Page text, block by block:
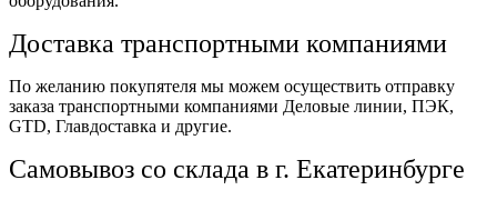
Доставка транспортными компаниями
По желанию покупятеля мы можем осуществить отправку
заказа транспортными компаниями Деловые линии, ПЭК,
GTD, Главдоставка и другие.
Самовывоз со склада в г. Екатеринбурге